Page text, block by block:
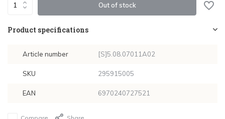
Out of stock
Product specifications
Article number [S]5.08.07011A02
SKU 295915005
EAN 6970240727521